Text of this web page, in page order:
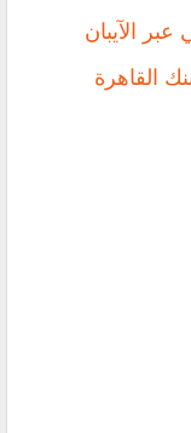
الآيبان
القاهرة